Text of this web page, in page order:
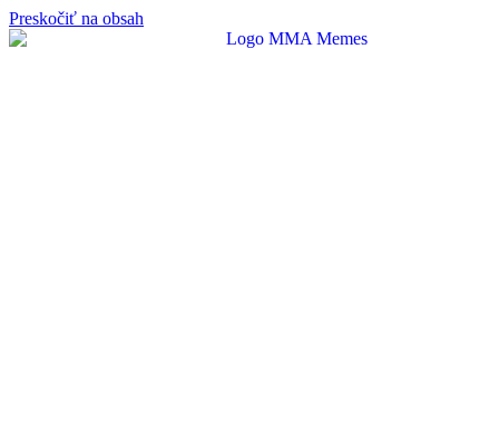
Preskočiť na obsah